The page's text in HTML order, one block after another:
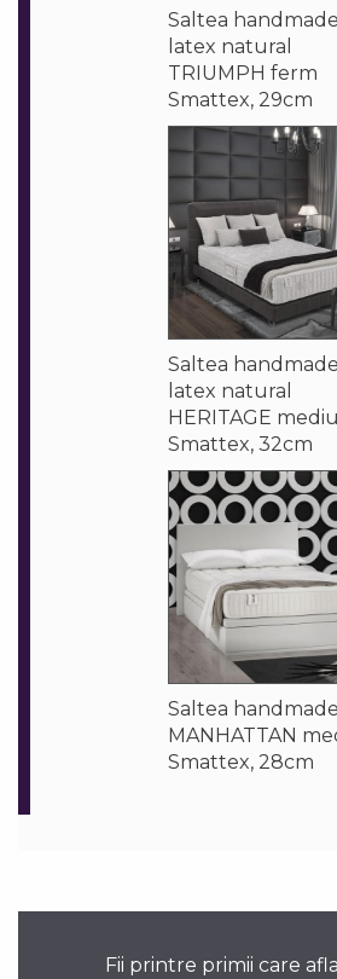
Saltea handmade
latex natural
TRIUMPH ferm
Smattex, 29cm
Saltea handmade
latex natural
HERITAGE mediu
Smattex, 32cm
Saltea handmade
MANHATTAN
Smattex, 28cm
Fii printre primii care